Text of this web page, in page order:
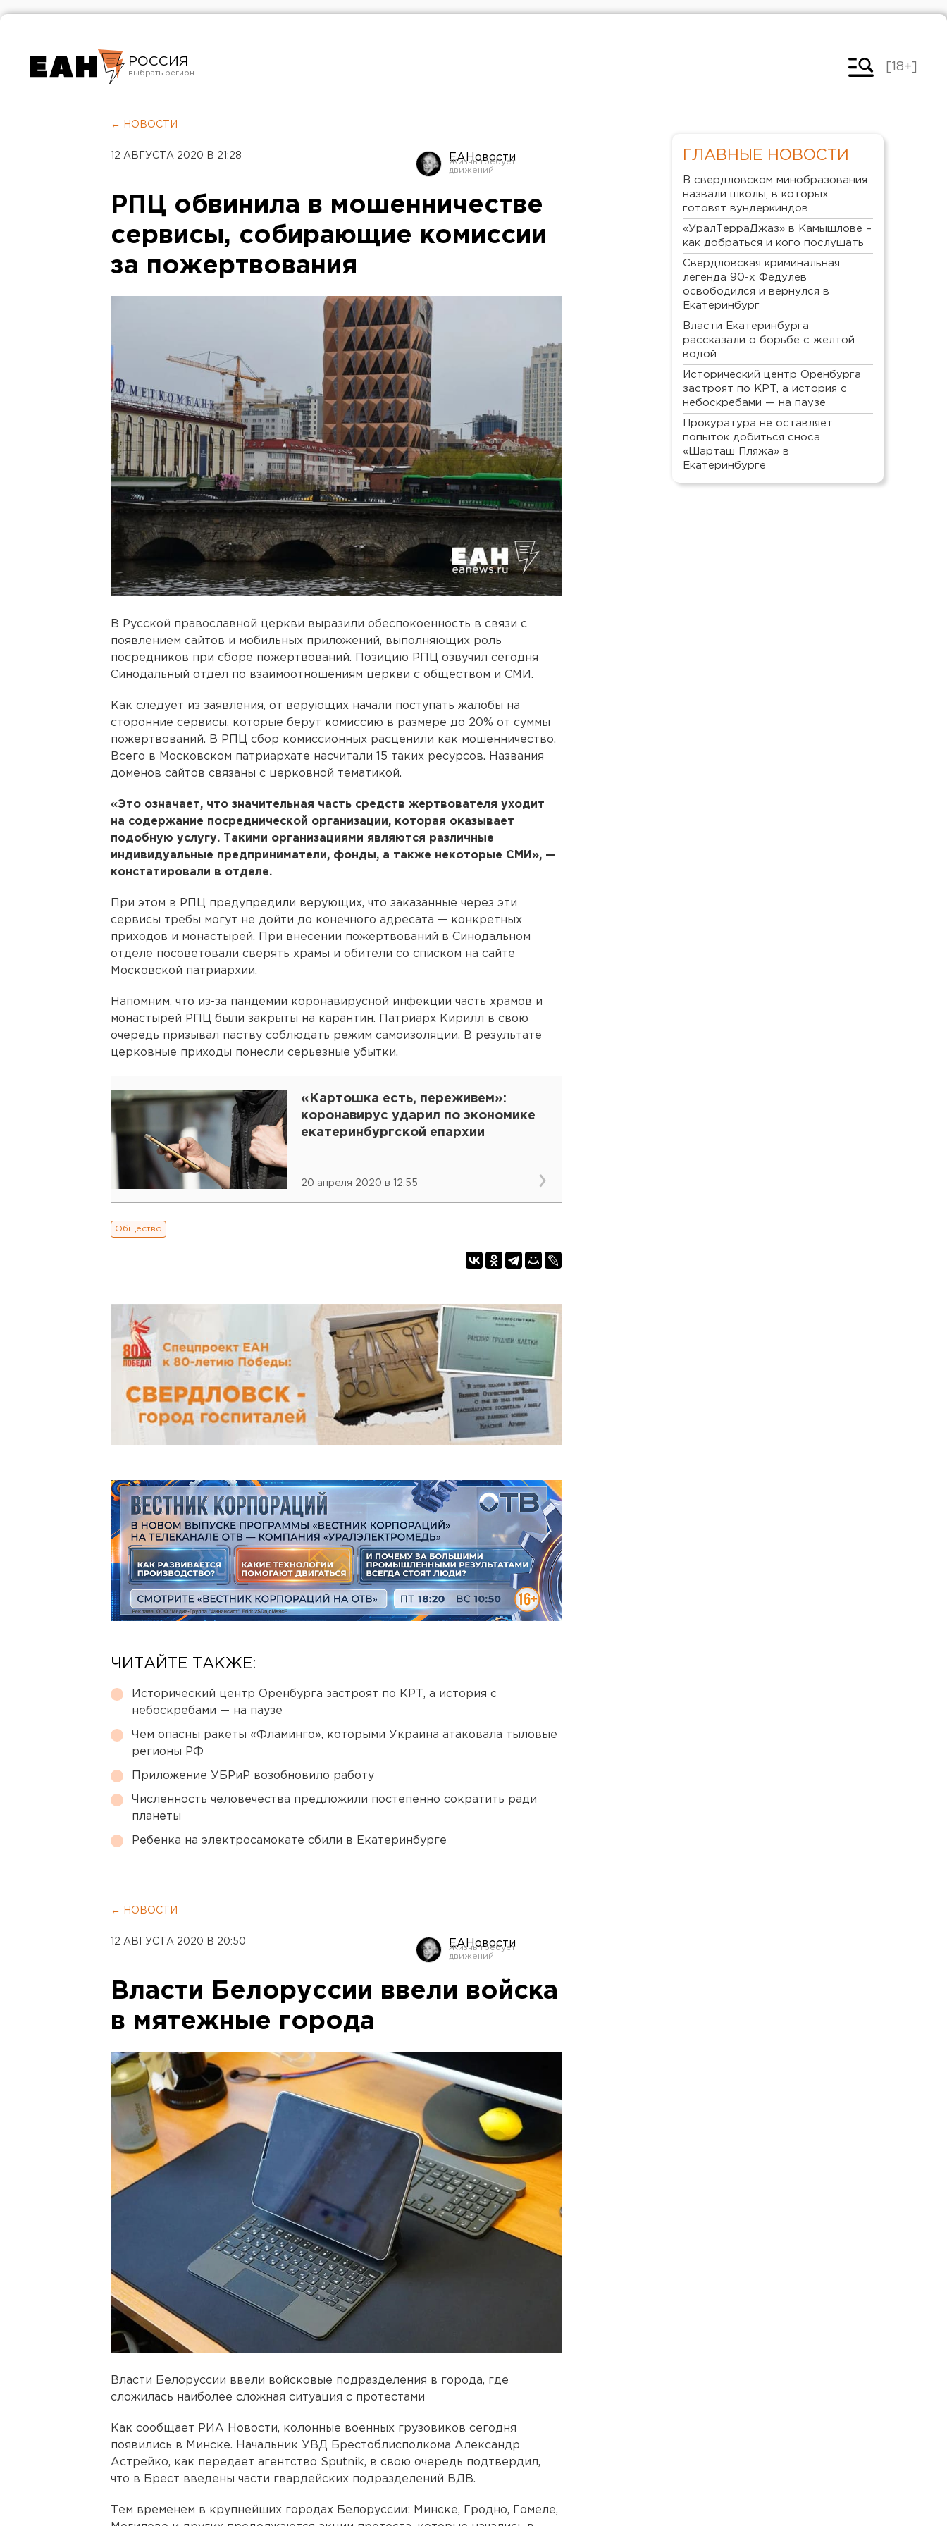
РОССИЯ
Челябинск
[18+]
← НОВОСТИ
12 АВГУСТА 2020 В 21:28 ЕАНовости
РПЦ обвинила в мошенничестве
сервисы, собирающие комиссии
за пожертвования
В Русской православной церкви выразили обеспокоенность в связи с
появлением сайтов и мобильных приложений, выполняющих роль
посредников при сборе пожертвований. Позицию РПЦ озвучил сегодня
Синодальный отдел по взаимоотношениям церкви с обществом и СМИ.
Как следует из заявления, от верующих начали поступать жалобы на
сторонние сервисы, которые берут комиссию в размере до 20% от суммы
пожертвований. В РПЦ сбор комиссионных расценили как мошенничество.
Всего в Московском патриархате насчитали 15 таких ресурсов. Названия
доменов сайтов связаны с церковной тематикой.
«Это означает, что значительная часть средств жертвователя уходит
на содержание посреднической организации, которая оказывает
подобную услугу. Такими организациями являются различные
индивидуальные предприниматели, фонды, а также некоторые СМИ», —
констатировали в отделе.
При этом в РПЦ предупредили верующих, что заказанные через эти
сервисы требы могут не дойти до конечного адресата — конкретных
приходов и монастырей. При внесении пожертвований в Синодальном
отделе посоветовали сверять храмы и обители со списком на сайте
Московской патриархии.
Напомним, что из-за пандемии коронавирусной инфекции часть храмов и
монастырей РПЦ были закрыты на карантин. Патриарх Кирилл в свою
очередь призывал паству соблюдать режим самоизоляции. В результате
церковные приходы понесли серьезные убытки.
«Картошка есть, переживем»:
коронавирус ударил по экономике
екатеринбургской епархии
20 апреля 2020 в 12:55
Общество
ЧИТАЙТЕ ТАКЖЕ:
Исторический центр Оренбурга застроят по КРТ, а история с
небоскребами — на паузе
Чем опасны ракеты «Фламинго», которыми Украина атаковала тыловые
регионы РФ
Приложение УБРиР возобновило работу
Численность человечества предложили постепенно сократить ради
планеты
Ребенка на электросамокате сбили в Екатеринбурге
← НОВОСТИ
12 АВГУСТА 2020 В 20:50 ЕАНовости
Власти Белоруссии ввели войска
в мятежные города
Власти Белоруссии ввели войсковые подразделения в города, где
сложилась наиболее сложная ситуация с протестами
Как сообщает РИА Новости, колонные военных грузовиков сегодня
появились в Минске. Начальник УВД Брестоблисполкома Александр
Астрейко, как передает агентство Sputnik, в свою очередь подтвердил,
что в Брест введены части гвардейских подразделений ВДВ.
Тем временем в крупнейших городах Белоруссии: Минске, Гродно, Гомеле,
ГЛАВНЫЕ НОВОСТИ
В свердловском минобразования
назвали школы, в которых
готовят вундеркиндов
«УралТерраДжаз» в Камышлове –
как добраться и кого послушать
Свердловская криминальная
легенда 90-х Федулев
освободился и вернулся в
Екатеринбург
Власти Екатеринбурга
рассказали о борьбе с желтой
водой
Исторический центр Оренбурга
застроят по КРТ, а история с
небоскребами — на паузе
Прокуратура не оставляет
попыток добиться сноса
«Шарташ Пляжа» в
Екатеринбурге